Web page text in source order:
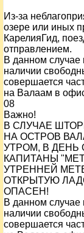
Из-за
озере или иных
КарелияГид,
отправлением.
В данном случае
наличии
совершается
на Валаам в
08
Важно!
В СЛУЧАЕ
НА ОСТРОВ
УТРОМ, В ДЕНЬ
КАПИТАНЫ
УТРЕННЕЙ
ОТКРЫТУЮ
ОПАСЕН!
В данном случае
наличии
совершается